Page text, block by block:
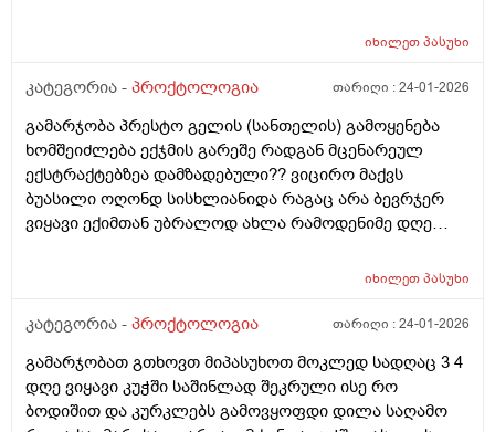
და ზოგადად დიდი სიმწირეა წამლების ამ თემაზე
წამალი თუ იცით ქართულ აფთიაქებში რომ ვიყიდო
იხილეთპასუხი
კატეგორია - პროქტოლოგია თარიღი :24-01-2026
გამარჯობა პრესტო გელის (სანთელის) გამოყენება
ხომშეიძლება ექჯმის გარეშე რადგან მცენარეულ
ექსტრაქტებზეა დამზადებული?? ვიცირო მაქვს
ბუასილი ოღონდ სისხლიანიდა რაგაც არა ბევრჯერ
ვიყავი ექიმთან უბრალოდ ახლა რამოდენიმე დღე
გამიღიზიანა და კუჭში გასვლის შემდეგ დილა საღამო
იხილეთპასუხი
კატეგორია - პროქტოლოგია თარიღი :24-01-2026
გამარჯობათ გთხოვთ მიპასუხოთ მოკლედ სადღაც 3 4
დღე ვიყავი კუჭში საშინლად შეკრული ისე რო
ბოდიშით და კურკლებს გამოვყოფდი დილა საღამო